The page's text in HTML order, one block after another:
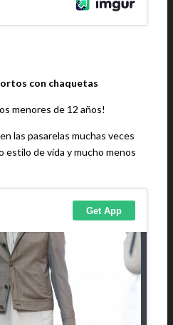
con chaquetas
menores de 12 años!
las pasarelas muchas veces
estilo de vida y mucho menos